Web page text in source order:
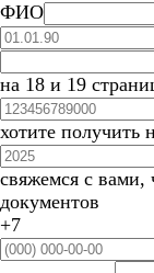
ФИО
на 18 и 19
хотите получить
свяжемся с вами,
документов
+7